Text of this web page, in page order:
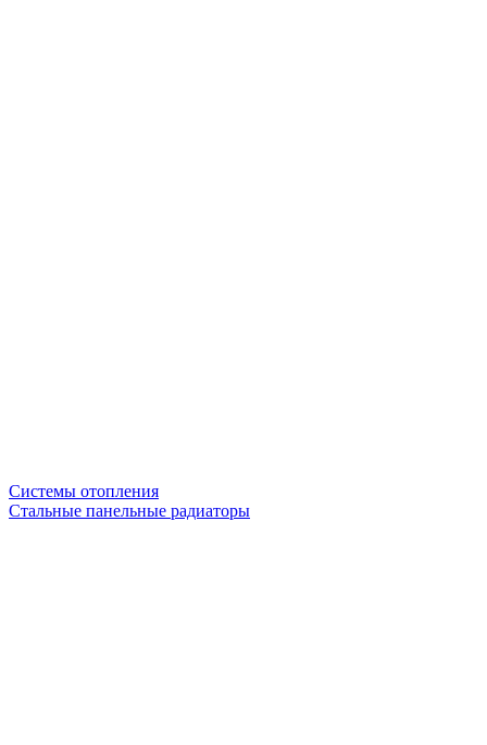
Системы отопления
Стальные панельные радиаторы